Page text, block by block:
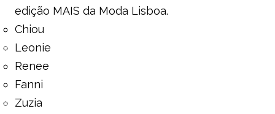
edição MAIS da Moda Lisboa.
Chiou
Leonie
Renee
Fanni
Zuzia